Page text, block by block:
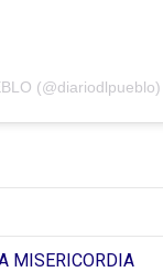
(@diariodlpueblo)
MISERICORDIA